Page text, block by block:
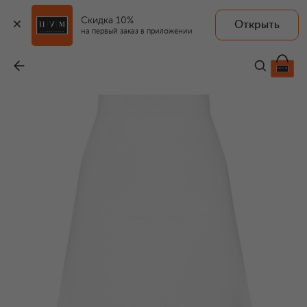
Скидка 10%
на первый заказ в приложении
Открыть
171 500 ₽